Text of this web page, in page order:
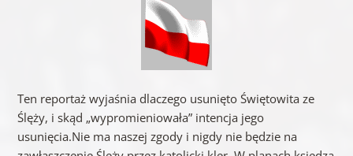
Ten reportaż wyjaśnia dlaczego usunięto Świętowita ze
Ślęży, i skąd „wypromieniowała” intencja jego
usunięcia.Nie ma naszej zgody i nigdy nie będzie na